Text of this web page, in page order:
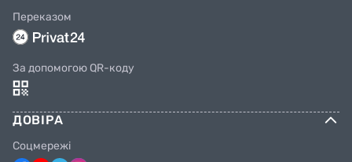
Переказом
За допомогою QR-коду
ДОВІРА
Соцмережі